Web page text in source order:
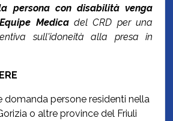
persona con disabilità venga
Medicadel CRD per una
sull'idoneità alla presa in
domanda persone residenti nella
o altre province del Friuli